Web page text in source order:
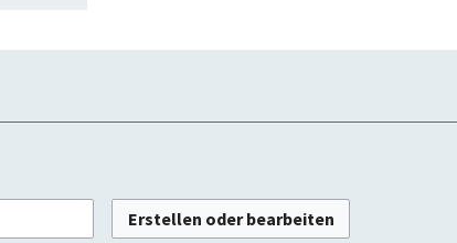
Erstellen oder bearbeiten